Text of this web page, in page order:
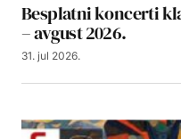
Besplatni koncerti
– avgust 2026.
31. jul 2026.